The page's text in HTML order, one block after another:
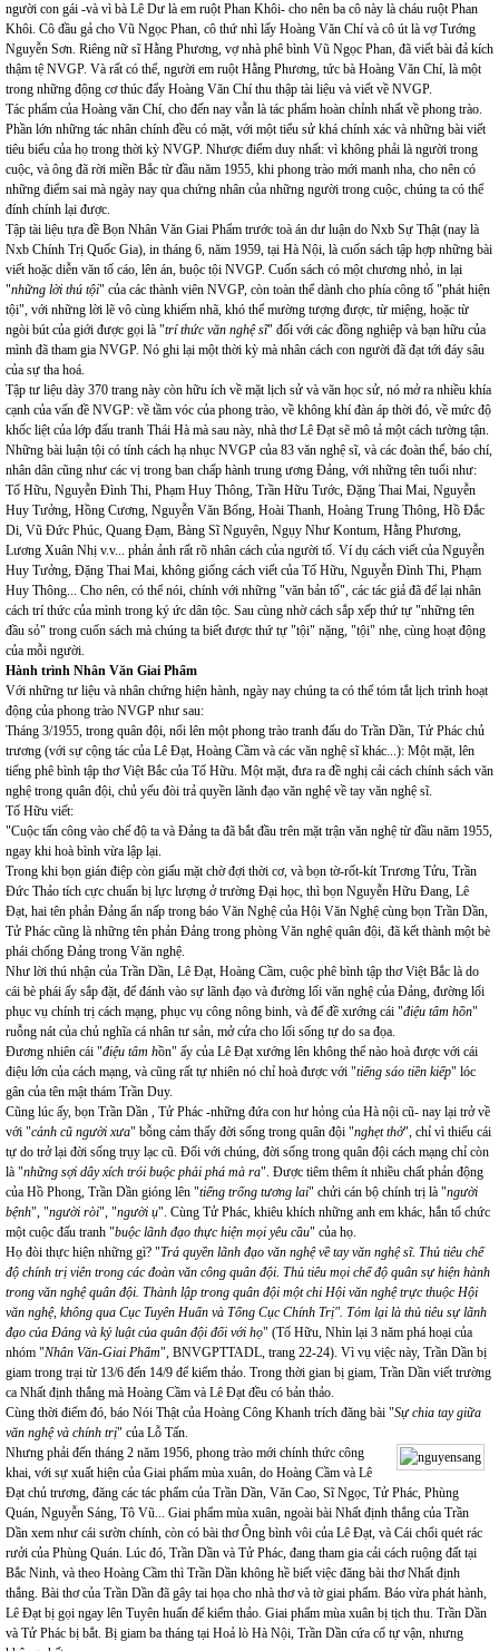
người con gái -và vì bà Lê Dư là em ruột Phan Khôi- cho nên ba cô này là cháu ruột Phan
Khôi. Cô đầu gả cho Vũ Ngọc Phan, cô thứ nhì lấy Hoàng Văn Chí và cô út là vợ Tướng
Nguyễn Sơn. Riêng nữ sĩ Hằng Phương, vợ nhà phê bình Vũ Ngọc Phan, đã viết bài đả kích
thậm tệ NVGP. Và rất có thể, người em ruột Hằng Phương, tức bà Hoàng Văn Chí, là một
trong những động cơ thúc đẩy Hoàng Văn Chí thu thập tài liệu và viết về NVGP.
Tác phẩm của Hoàng văn Chí, cho đến nay vẫn là tác phẩm hoàn chỉnh nhất về phong trào.
Phần lớn những tác nhân chính đều có mặt, với một tiểu sử khá chính xác và những bài viết
tiêu biểu của họ trong thời kỳ NVGP. Nhược điểm duy nhất: vì không phải là người trong
cuộc, và ông đã rời miền Bắc từ đầu năm 1955, khi phong trào mới manh nha, cho nên có
những điểm sai mà ngày nay qua chứng nhân của những người trong cuộc, chúng ta có thể
đính chính lại được.
Tập tài liệu tựa đề Bọn Nhân Văn Giai Phẩm trước toà án dư luận do Nxb Sự Thật (nay là
Nxb Chính Trị Quốc Gia), in tháng 6, năm 1959, tại Hà Nội, là cuốn sách tập hợp những bài
viết hoặc diễn văn tố cáo, lên án, buộc tội NVGP. Cuốn sách có một chương nhỏ, in lại
"những lời thú tội" của các thành viên NVGP, còn toàn thể dành cho phía công tố "phát hiện
tội", với những lời lẽ vô cùng khiếm nhã, khó thể mường tượng được, từ miệng, hoặc từ
ngòi bút của giới được gọi là "trí thức văn nghệ sĩ" đối với các đồng nghiệp và bạn hữu của
mình đã tham gia NVGP. Nó ghi lại một thời kỳ mà nhân cách con người đã đạt tới đáy sâu
của sự tha hoá.
Tập tư liệu dày 370 trang này còn hữu ích về mặt lịch sử và văn học sử, nó mở ra nhiều khía
cạnh của vấn đề NVGP: về tầm vóc của phong trào, về không khí đàn áp thời đó, về mức độ
khốc liệt của lớp đấu tranh Thái Hà mà sau này, nhà thơ Lê Đạt sẽ mô tả một cách tường tận.
Những bài luận tội có tính cách hạ nhục NVGP của 83 văn nghệ sĩ, và các đoàn thể, báo chí,
nhân dân cũng như các vị trong ban chấp hành trung ương Đảng, với những tên tuổi như:
Tố Hữu, Nguyễn Đình Thi, Phạm Huy Thông, Trần Hữu Tước, Đặng Thai Mai, Nguyễn
Huy Tưởng, Hồng Cương, Nguyễn Văn Bổng, Hoài Thanh, Hoàng Trung Thông, Hồ Đắc
Di, Vũ Đức Phúc, Quang Đạm, Bàng Sĩ Nguyên, Ngụy Như Kontum, Hằng Phương,
Lương Xuân Nhị v.v... phản ảnh rất rõ nhân cách của người tố. Ví dụ cách viết của Nguyễn
Huy Tưởng, Đặng Thai Mai, không giống cách viết của Tố Hữu, Nguyễn Đình Thi, Phạm
Huy Thông... Cho nên, có thể nói, chính với những "văn bản tố", các tác giả đã để lại nhân
cách trí thức của mình trong ký ức dân tộc. Sau cùng nhờ cách sắp xếp thứ tự "những tên
đầu sỏ" trong cuốn sách mà chúng ta biết được thứ tự "tội" nặng, "tội" nhẹ, cùng hoạt động
của mỗi người.
Hành trình Nhân Văn Giai Phẩm
Với những tư liệu và nhân chứng hiện hành, ngày nay chúng ta có thể tóm tắt lịch trình hoạt
động của phong trào NVGP như sau:
Tháng 3/1955, trong quân đội, nổi lên một phong trào tranh đấu do Trần Dần, Tử Phác chủ
trương (với sự cộng tác của Lê Đạt, Hoàng Cầm và các văn nghệ sĩ khác...): Một mặt, lên
tiếng phê bình tập thơ Việt Bắc của Tố Hữu. Một mặt, đưa ra đề nghị cải cách chính sách văn
nghệ trong quân đội, chủ yếu đòi trả quyền lãnh đạo văn nghệ về tay văn nghệ sĩ.
Tố Hữu viết:
"Cuộc tấn công vào chế độ ta và Đảng ta đã bắt đầu trên mặt trận văn nghệ từ đầu năm 1955,
ngay khi hoà bình vừa lập lại.
Trong khi bọn gián điệp còn giấu mặt chờ đợi thời cơ, và bọn tờ-rốt-kít Trương Tửu, Trần
Đức Thảo tích cực chuẩn bị lực lượng ở trường Đại học, thì bọn Nguyễn Hữu Đang, Lê
Đạt, hai tên phản Đảng ẩn nấp trong báo Văn Nghệ của Hội Văn Nghệ cùng bọn Trần Dần,
Tử Phác cũng là những tên phản Đảng trong phòng Văn nghệ quân đội, đã kết thành một bè
phái chống Đảng trong Văn nghệ.
Như lời thú nhận của Trần Dần, Lê Đạt, Hoàng Cầm, cuộc phê bình tập thơ Việt Bắc là do
cái bè phái ấy sắp đặt, để đánh vào sự lãnh đạo và đường lối văn nghệ của Đảng, đường lối
phục vụ chính trị cách mạng, phục vụ công nông binh, và để đề xướng cái "điệu tâm hồn"
ruỗng nát của chủ nghĩa cá nhân tư sản, mở cửa cho lối sống tự do sa đọa.
Đương nhiên cái "điệu tâm hồn" ấy của Lê Đạt xướng lên không thể nào hoà được với cái
điệu lớn của cách mạng, và cũng rất tự nhiên nó chỉ hoà được với "tiếng sáo tiền kiếp" lóc
gân của tên mật thám Trần Duy.
Cũng lúc ấy, bọn Trần Dần , Tử Phác -những đứa con hư hỏng của Hà nội cũ- nay lại trở về
với "cảnh cũ người xưa" bỗng cảm thấy đời sống trong quân đội "nghẹt thở", chỉ vì thiếu cái
tự do trở lại đời sống trụy lạc cũ. Đối với chúng, đời sống trong quân đội cách mạng chỉ còn
là "những sợi dây xích trói buộc phải phá mà ra". Được tiêm thêm ít nhiều chất phản động
của Hồ Phong, Trần Dần gióng lên "tiếng trống tương lai" chửi cán bộ chính trị là "người
bệnh", "người ròi", "người ụ". Cùng Tử Phác, khiêu khích những anh em khác, hắn tổ chức
một cuộc đấu tranh "buộc lãnh đạo thực hiện mọi yêu cầu" của họ.
Họ đòi thực hiện những gì? "Trả quyền lãnh đạo văn nghệ về tay văn nghệ sĩ. Thủ tiêu chế
độ chính trị viên trong các đoàn văn công quân đội. Thủ tiêu mọi chế độ quân sự hiện hành
trong văn nghệ quân đội. Thành lập trong quân đội một chi Hội văn nghệ trực thuộc Hội
văn nghệ, không qua Cục Tuyên Huấn và Tổng Cục Chính Trị". Tóm lại là thủ tiêu sự lãnh
đạo của Đảng và kỷ luật của quân đội đối với họ" (Tố Hữu, Nhìn lại 3 năm phá hoại của
nhóm "Nhân Văn-Giai Phẩm", BNVGPTTADL, trang 22-24). Vì vụ việc này, Trần Dần bị
giam trong trại từ 13/6 đến 14/9 để kiểm thảo. Trong thời gian bị giam, Trần Dần viết trường
ca Nhất định thắng mà Hoàng Cầm và Lê Đạt đều có bản thảo.
Cùng thời điểm đó, báo Nói Thật của Hoàng Công Khanh trích đăng bài "Sự chia tay giữa
văn nghệ và chính trị" của Lỗ Tấn.
Nhưng phải đến tháng 2 năm 1956, phong trào mới chính thức công
khai, với sự xuất hiện của Giai phẩm mùa xuân, do Hoàng Cầm và Lê
Đạt chủ trương, đăng các tác phẩm của Trần Dần, Văn Cao, Sĩ Ngọc, Tử Phác, Phùng
Quán, Nguyễn Sáng, Tô Vũ... Giai phẩm mùa xuân, ngoài bài Nhất định thắng của Trần
Dần xem như cái sườn chính, còn có bài thơ Ông bình vôi của Lê Đạt, và Cái chổi quét rác
rưởi của Phùng Quán. Lúc đó, Trần Dần và Tử Phác, đang tham gia cải cách ruộng đất tại
Bắc Ninh, và theo Hoàng Cầm thì Trần Dần không hề biết việc đăng bài thơ Nhất định
thắng. Bài thơ của Trần Dần đã gây tai họa cho nhà thơ và tờ giai phẩm. Báo vừa phát hành,
Lê Đạt bị gọi ngay lên Tuyên huấn để kiểm thảo. Giai phẩm mùa xuân bị tịch thu. Trần Dần
và Tử Phác bị bắt. Bị giam ba tháng tại Hoả lò Hà Nội, Trần Dần cứa cổ tự vận, nhưng